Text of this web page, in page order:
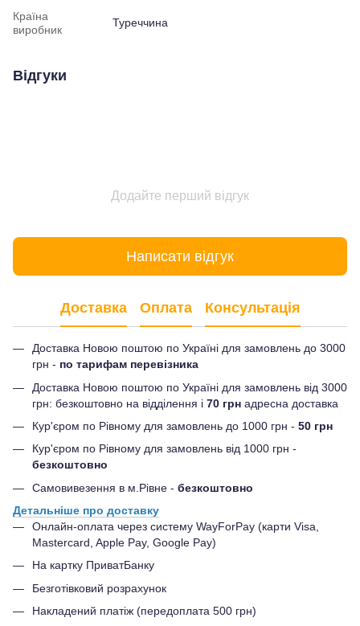
Країна
виробник
Туреччина
Відгуки
Додайте перший відгук
Написати відгук
Доставка Оплата Консультація
Доставка Новою поштою по Україні для замовлень до 3000
грн - по тарифам перевізника
Доставка Новою поштою по Україні для замовлень від 3000
грн: безкоштовно на відділення і 70 грн адресна доставка
Кур'єром по Рівному для замовлень до 1000 грн - 50 грн
Кур'єром по Рівному для замовлень від 1000 грн -
безкоштовно
Самовивезення в м.Рівне - безкоштовно
Детальніше про доставку
Онлайн-оплата через систему WayForPay (карти Visa,
Mastercard, Apple Pay, Google Pay)
На картку ПриватБанку
Безготівковий розрахунок
Накладений платіж (передоплата 500 грн)